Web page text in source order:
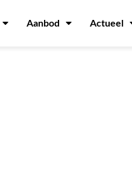
Aanbod Actueel